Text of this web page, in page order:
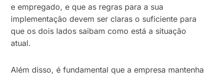
e empregado, e que as regras para a sua
implementação devem ser claras o suficiente para
que os dois lados saibam como está a situação
atual.
Além disso, é fundamental que a empresa mantenha